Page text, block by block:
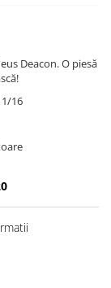
Deacon. O piesă
16